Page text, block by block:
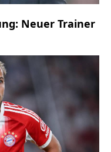
Neuer Trainer